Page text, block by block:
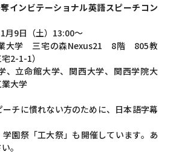
インビテーショナル英語スピーチコン
日（土）13:00～
学 三宅の森Nexus21 8階 805教
2-1-1）
、立命館大学、関西大学、関西学院大
大学
に慣れない方のために、日本語字幕
工大祭」も開催しています。あ
。